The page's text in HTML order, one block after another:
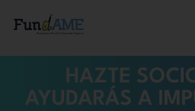
HAZTE
AYUDARÁS A